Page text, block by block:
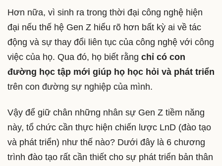
Hơn nữa, vì sinh ra trong thời đại công nghệ hiện
đại nếu thế hệ Gen Z hiểu rõ hơn bất kỳ ai về tác
động và sự thay đổi liên tục của công nghệ với công
việc của họ. Qua đó, họ biết rằng chỉ có con
đường học tập mới giúp họ học hỏi và phát triển
trên con đường sự nghiệp của mình.
Vậy để giữ chân những nhân sự Gen Z tiềm năng
này, tổ chức cần thực hiện chiến lược LnD (đào tạo
và phát triển) như thế nào? Dưới đây là 6 chương
trình đào tạo rất cần thiết cho sự phát triển bản thân